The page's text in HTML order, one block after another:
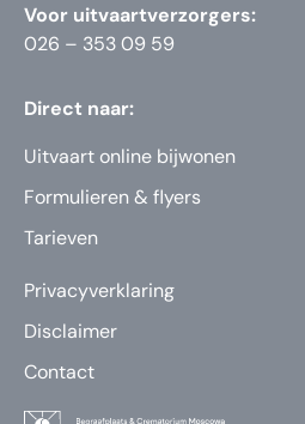
Voor uitvaartverzorgers:
026 – 353 09 59
Direct naar:
Uitvaart online bijwonen
Formulieren & flyers
Tarieven
Privacyverklaring
Disclaimer
Contact